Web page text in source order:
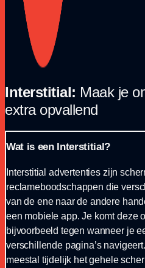
Interstitial: Maak je
extra opvallend
Wat is een Interstitial?
Interstitial advertenties zijn
reclameboodschappen die
van de ene naar de andere
een mobiele app. Je komt deze
bijvoorbeeld tegen wanneer je
verschillende pagina’s
meestal tijdelijk het gehele